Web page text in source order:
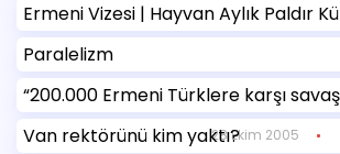
Ermeni Vizesi | Hayvan Aylık Paldır
Paralelizm
“200.000 Ermeni Türklere karşı
Van rektörünü kim yaktı?28 Ekim 2005